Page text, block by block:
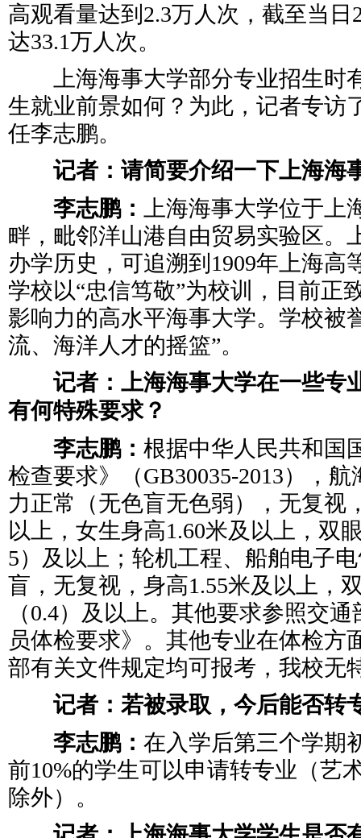
高观看量达到2.3万人次，截至当
达33.1万人次。
上海海事大学部分专业招生时
生就业前景如何？为此，记者专访
任李志鹏。
记者：请简要介绍一下上海海
李志鹏：
上海海事大学位于
畔，毗邻洋山港自由贸易实验区。
办学历史，可追溯到1909年上海高
学校以“忠信笃敬”为校训，目前正
影响力的高水平海事大学。学校被
流、海洋人才的摇篮”。
记者：上海海事大学在一些专
有何特殊要求？
李志鹏： 根据中华人民共和国
检查要求》（GB30035-2013），
力正常（无色盲无色弱），无复视
以上，女生身高1.60米及以上，双
5）及以上；轮机工程、船舶电子
盲，无复视，身高1.55米及以上，
（0.4）及以上。其他要求参照交
员体检要求》。其他专业在体检方
部有关文件规定均可报考，我校无
记者：若被录取，今后能否转
李志鹏： 在入学后第三个学期
前10%的学生可以申请转专业（艺
除外）。